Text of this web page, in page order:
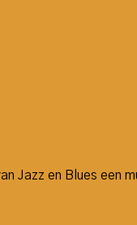
Jazz en Blues een